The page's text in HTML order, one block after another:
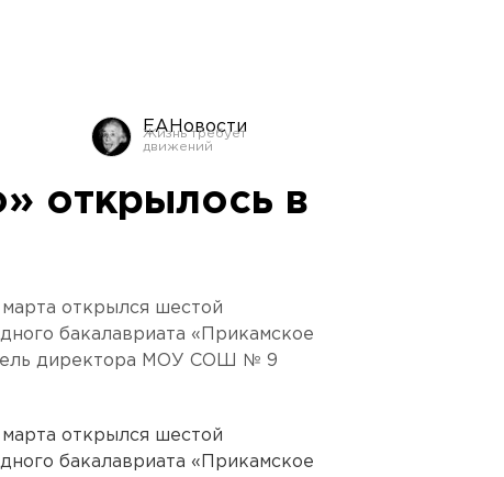
ЕАНовости
открылось в
открылся шестой
бакалавриата «Прикамское
директора МОУ СОШ № 9
открылся шестой
бакалавриата «Прикамское